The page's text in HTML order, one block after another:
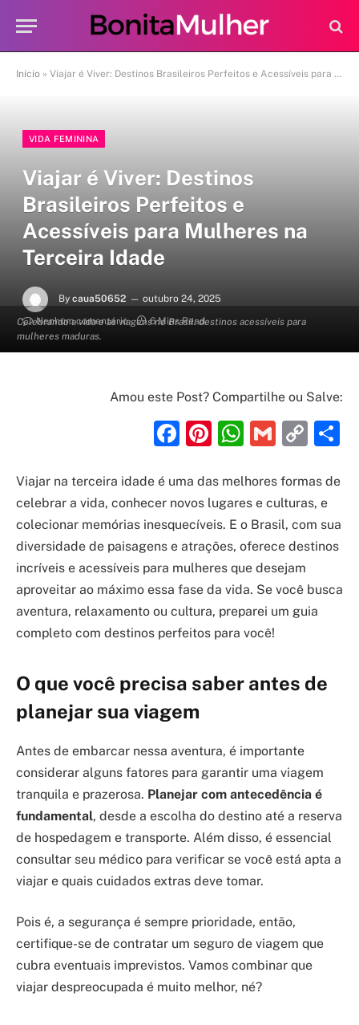
Início » Viajar é Viver: Destinos Brasileiros Perfeitos e Acessíveis para Mulheres na Terceira Idade
Celebrando a vida e as viagens no Brasil: destinos acessíveis para
mulheres maduras.
VIDA FEMININA
Viajar é Viver: Destinos
Brasileiros Perfeitos e
Acessíveis para Mulheres na
Terceira Idade
By caua50652
outubro 24, 2025
Nenhum comentário
6 Mins Read
Amou este Post? Compartilhe ou Salve:
Facebook
Pinterest
Gmail
Viajar na terceira idade é uma das melhores formas de
celebrar a vida, conhecer novos lugares e culturas, e
colecionar memórias inesquecíveis. E o Brasil, com sua
diversidade de paisagens e atrações, oferece destinos
incríveis e acessíveis para mulheres que desejam
aproveitar ao máximo essa fase da vida. Se você busca
aventura, relaxamento ou cultura, preparei um guia
completo com destinos perfeitos para você!
O que você precisa saber antes de
planejar sua viagem
Antes de embarcar nessa aventura, é importante
considerar alguns fatores para garantir uma viagem
tranquila e prazerosa. Planejar com antecedência é
fundamental, desde a escolha do destino até a reserva
de hospedagem e transporte. Além disso, é essencial
consultar seu médico para verificar se você está apta a
viajar e quais cuidados extras deve tomar.
Pois é, a segurança é sempre prioridade, então,
certifique-se de contratar um seguro de viagem que
cubra eventuais imprevistos. Vamos combinar que
viajar despreocupada é muito melhor, né?